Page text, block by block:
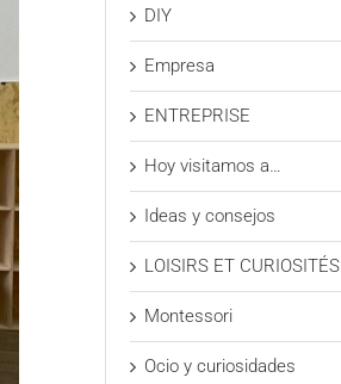
DIY
Empresa
ENTREPRISE
Hoy visitamos a…
Ideas y consejos
LOISIRS ET CURIOSITÉS
Montessori
Ocio y curiosidades